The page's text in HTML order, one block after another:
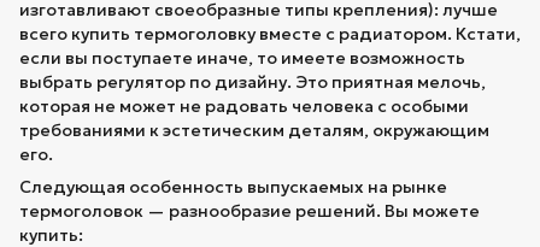
изготавливают своеобразные типы крепления): лучше
всего купить термоголовку вместе с радиатором. Кстати,
если вы поступаете иначе, то имеете возможность
выбрать регулятор по дизайну. Это приятная мелочь,
которая не может не радовать человека с особыми
требованиями к эстетическим деталям, окружающим
его.
Следующая особенность выпускаемых на рынке
термоголовок — разнообразие решений. Вы можете
купить: